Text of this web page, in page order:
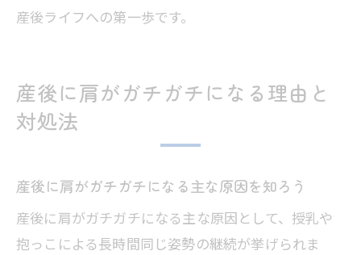
産後ライフへの第一歩です。
産後に肩がガチガチになる理由と
対処法
産後に肩がガチガチになる主な原因を知ろう
産後に肩がガチガチになる主な原因として、授乳や
抱っこによる長時間同じ姿勢の継続が挙げられま